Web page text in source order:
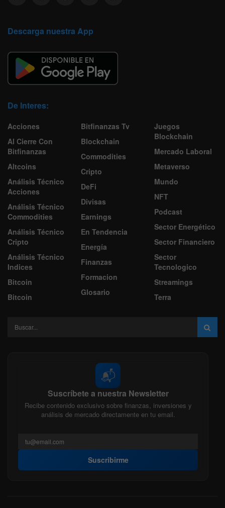
Descarga nuestra App
De Interes:
Acciones
Al Cierre Con
Bitfinanzas
Altcoins
Análisis Técnico
Acciones
Análisis Técnico
Commodities
Análisis Técnico
Cripto
Análisis Técnico
Indices
Bitcoin
Bitcoin
Bitfinanzas Tv
Blockchain
Commodities
Cripto
DeFi
Divisas
Earnings
En Tendencia
Energía
Finanzas
Formacion
Glosario
Juegos
Blockchain
Mercado Laboral
Metaverso
Mundo
NFT
Podcast
Sector Energético
Sector Financiero
Sector
Tecnologico
Streamings
Terra
📬
Suscríbete a nuestra Newsletter
Recibe contenido exclusivo sobre finanzas, inversiones y
análisis de mercado directamente en tu email.
Suscribirme